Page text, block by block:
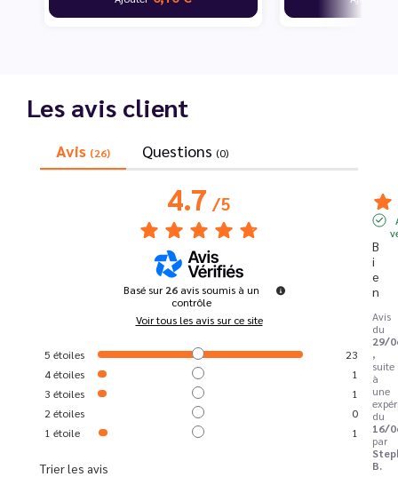
Les avis client
Avis (26) Questions (0)
4.7/5
Basé sur26 avis soumis à un
contrôle
Voir tous les avis sur ce site
5 étoiles
23
4étoiles
1
3 étoiles
1
2 étoiles
0
1 étoile 1
Trier les avis
B
i
e
n
Avis
du
29/
,
suite
à
une
du
16/
par
B.